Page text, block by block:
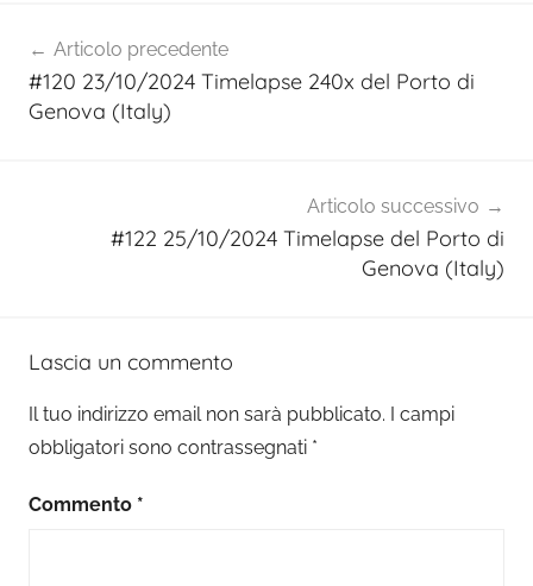
articoli
Articolo precedente
#120 23/10/2024 Timelapse 240x del Porto di
Genova (Italy)
Articolo successivo
#122 25/10/2024 Timelapse del Porto di
Genova (Italy)
Lascia un commento
Il tuo indirizzo email non sarà pubblicato. I campi
obbligatori sono contrassegnati *
Commento *